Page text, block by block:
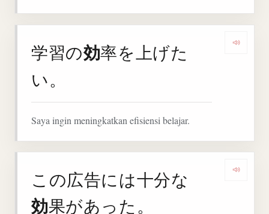
学習の効率を上げた
い。
Saya ingin meningkatkan efisiensi belajar.
この広告には十分な
効果があった。